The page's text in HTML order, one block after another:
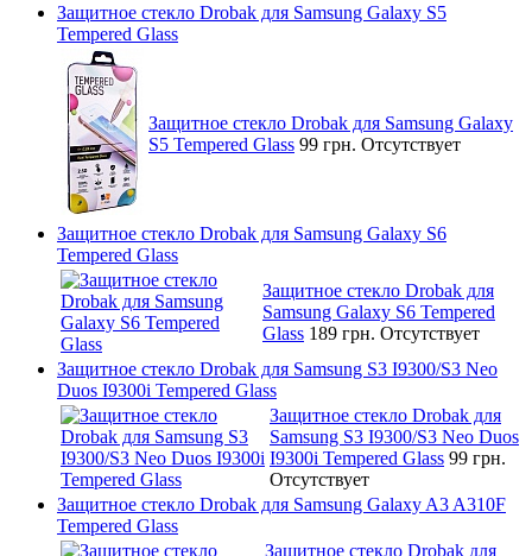
Защитное стекло Drobak для Samsung Galaxy S5
Tempered Glass
Защитное стекло Drobak для Samsung Galaxy
S5 Tempered Glass 99 грн. Отсутствует
Защитное стекло Drobak для Samsung Galaxy S6
Tempered Glass
Защитное стекло Drobak для
Samsung Galaxy S6 Tempered
Glass 189 грн. Отсутствует
Защитное стекло Drobak для Samsung S3 I9300/S3 Neo
Duos I9300i Tempered Glass
Защитное стекло Drobak для
Samsung S3 I9300/S3 Neo Duos
I9300i Tempered Glass 99 грн.
Отсутствует
Защитное стекло Drobak для Samsung Galaxy A3 A310F
Tempered Glass
Защитное стекло Drobak для